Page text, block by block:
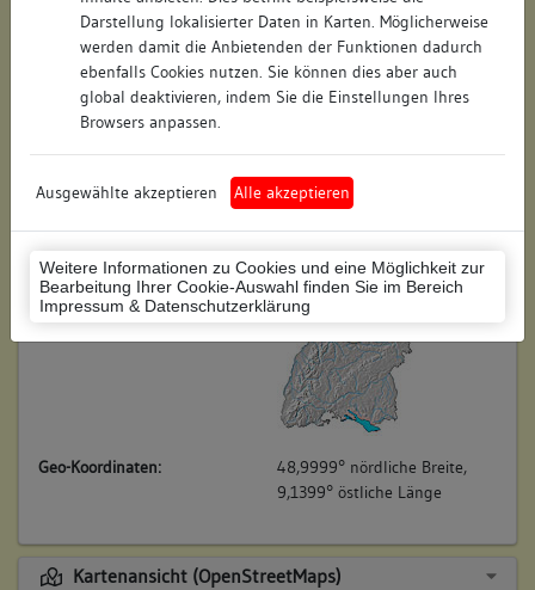
Darstellung lokalisierter Daten in Karten. Möglicherweise
werden damit die Anbietenden der Funktionen dadurch
ebenfalls Cookies nutzen. Sie können dies aber auch
global deaktivieren, indem Sie die Einstellungen Ihres
Browsers anpassen.
Ausgewählte akzeptieren Alle akzeptieren
Weitere Informationen zu Cookies und eine Möglichkeit zur
Bearbeitung Ihrer Cookie-Auswahl finden Sie im Bereich
Impressum & Datenschutzerklärung
Regierungsbezirk: Stuttgart
Ludwigsburg (Landkreis)
Wohnplatzschlüssel: 8118007001
Flurstücknummer: keine
Historischer Straßenname: keiner
Lage des Wohnplatzes:
Geo-Koordinaten:
48,9999° nördliche Breite,
9,1399° östliche Länge
Kartenansicht (OpenStreetMaps)